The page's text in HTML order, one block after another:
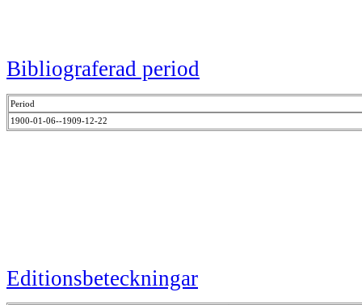
Bibliograferad period
Period
1900-01-06--1909-12-22
Editionsbeteckningar